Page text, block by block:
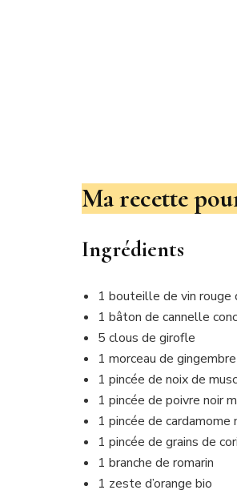
Ma recette
Ingrédients
1 bouteille de vin rouge
1 bâton de cannelle
5 clous de girofle
1 morceau de
1 pincée de noix de
1 pincée de poivre noir
1 pincée de
1 pincée de grains de
1 branche de romarin
1 zeste d’orange bio